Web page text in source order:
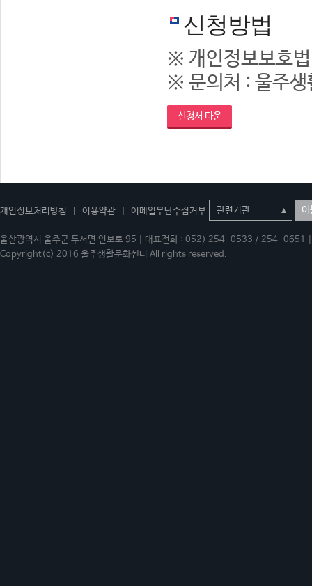
신청방법
※ 개인정보보호
※ 문의처 : 울주
신청서 다운
개인정보처리방침 이용약관 이메일무단수집거부 이
울산광역시 울주군 두서면 인보로 95 | 대표전화 : 052) 254-0533 / 254-
Copyright(c) 2016 울주생활문화센터 All rights reserved.